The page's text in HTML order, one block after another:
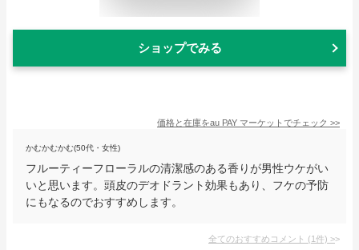
ショップでみる
価格と在庫をau PAY マーケット でチェック >>
かむかむかむ(50代・女性)
フルーティーフローラルの清潔感のある香りが男性ウケがい
いと思います。頭皮のデオドラント効果もあり、フケの予防
にもなるのでおすすめします。
全てのおすすめコメント (1件) >